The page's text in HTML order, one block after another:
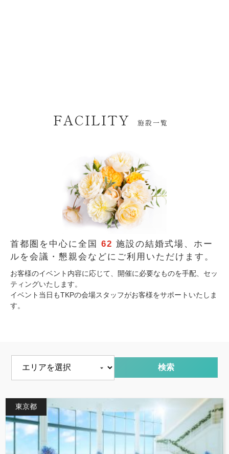
FACILITY 施設一覧
首都圏を中心に全国 62 施設の結婚式場、 ホー
ルを会議・懇親会などにご利用いただけます。
お客様のイベント内容に応じて、開催に必要なものを手配、セッ
ティングいたします。
イベント当日もTKPの会場スタッフがお客様をサポートいたしま
す。
東京都